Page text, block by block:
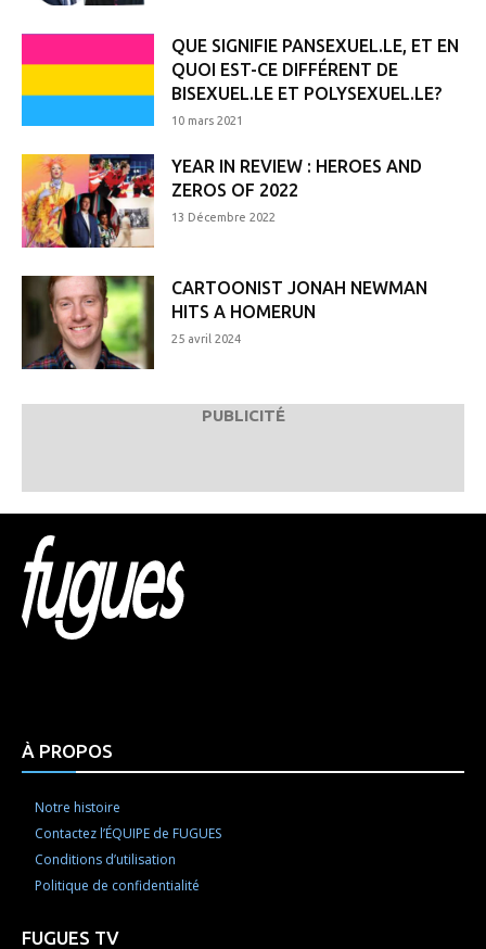
QUE SIGNIFIE PANSEXUEL.LE, ET EN
QUOI EST-CE DIFFÉRENT DE
BISEXUEL.LE ET POLYSEXUEL.LE?
10 mars 2021
YEAR IN REVIEW : HEROES AND
ZEROS OF 2022
13 Décembre 2022
CARTOONIST JONAH NEWMAN
HITS A HOMERUN
25 avril 2024
PUBLICITÉ
À PROPOS
Notre histoire
Contactez l’ÉQUIPE de FUGUES
Conditions d’utilisation
Politique de confidentialité
FUGUES TV